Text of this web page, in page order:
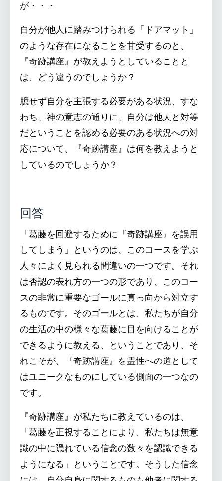
が・・・
自分が他人に踏みつけられる「ドアマット」
のような存在になることを甘受するのと、
『奇跡講座』が教えようとしていることと
は、どう違うのでしょうか？
臆せず自分を主張する必要がある状況、すな
わち、神の意志の通りに、自分は他人と対等
だということを認める必要のある状況への対
応について、『奇跡講座』は何を教えようと
しているのでしょうか？
回答
「葛藤を回避するために『奇跡講座』を誤用
してしまう」というのは、このコースを学ぶ
人々によく見られる間違いの一つです。それ
は否認の表れ方の一つの形であり、このコー
スの非常に重要なゴールに真っ向から対立す
るものです。そのゴールとは、私たちが自分
の生活の中の様々な葛藤に目を向けることが
できるように教える、ということであり、そ
れこそが、『奇跡講座』を霊性への道として
はユニークなものにしている側面の一つなの
です。
『奇跡講座』が私たちに教えているのは、
「葛藤を正視することにより、私たちは無意
識の中に隠れている信念の数々を認識できる
ようになる」ということです。そうした信念